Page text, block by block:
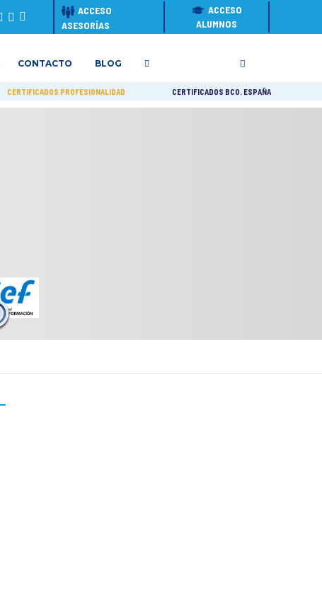
ACCESO
ASESORÍAS
ACCESO
ALUMNOS
CONTACTO BLOG
CERTIFICADOS PROFESIONALIDAD CERTIFICADOS BCO. ESPAÑA